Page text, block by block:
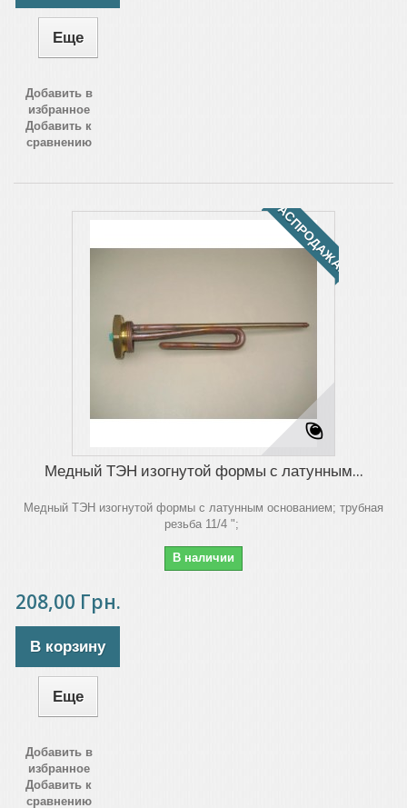
Еще
Добавить в
избранное
Добавить к
сравнению
РАСПРОДАЖА!
Медный ТЭН изогнутой формы с латунным...
Медный ТЭН изогнутой формы с латунным основанием; трубная
резьба 11/4 ";
В наличии
208,00 Грн.
В корзину
Еще
Добавить в
избранное
Добавить к
сравнению